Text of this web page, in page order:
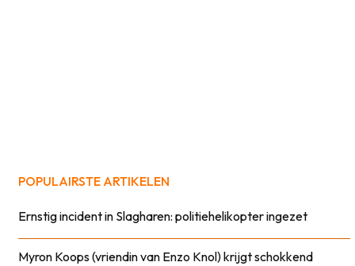
POPULAIRSTE ARTIKELEN
Ernstig incident in Slagharen: politiehelikopter ingezet
Myron Koops (vriendin van Enzo Knol) krijgt schokkend